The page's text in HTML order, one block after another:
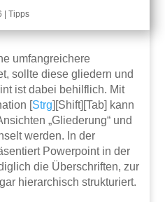
|Tipps
umfangreichere
sollte diese gliedern und
ist dabei behilflich. Mit
[ Strg ][Shift][Tab] kann
„Gliederung“ und
werden. In der
Powerpoint in der
die Überschriften, zur
hierarchisch strukturiert.